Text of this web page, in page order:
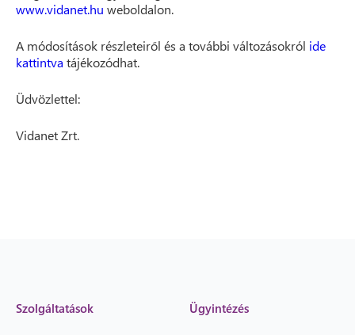
www.vidanet.hu weboldalon.
A módosítások részleteiről és a további változásokról ide
kattintva tájékozódhat.
Üdvözlettel:
Vidanet Zrt.
Szolgáltatások Ügyintézés